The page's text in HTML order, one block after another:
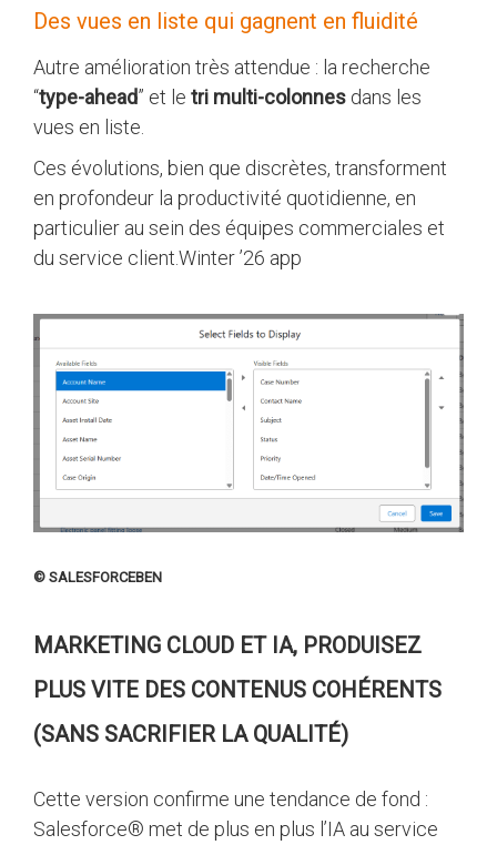
Des vues en liste qui gagnent en fluidité
Autre amélioration très attendue : la recherche
“type-ahead” et le tri multi-colonnes dans les
vues en liste.
Ces évolutions, bien que discrètes, transforment
en profondeur la productivité quotidienne, en
particulier au sein des équipes commerciales et
du service client.Winter ’26 app
© SALESFORCEBEN
MARKETING CLOUD ET IA, PRODUISEZ
PLUS VITE DES CONTENUS COHÉRENTS
(SANS SACRIFIER LA QUALITÉ)
Cette version confirme une tendance de fond :
Salesforce® met de plus en plus l’IA au service